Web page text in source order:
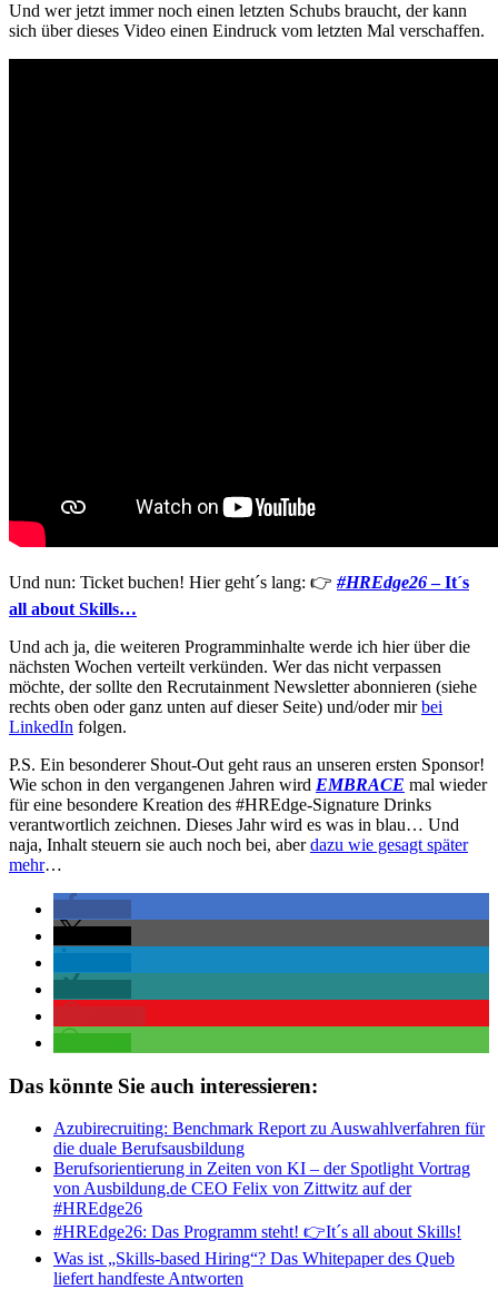
Und wer jetzt immer noch einen letzten Schubs braucht, der kann
sich über dieses Video einen Eindruck vom letzten Mal verschaffen.
Und nun: Ticket buchen! Hier geht´s lang: 👉 #HREdge26– It´s
all about Skills…
Und ach ja, die weiteren Programminhalte werde ich hier über die
nächsten Wochen verteilt verkünden. Wer das nicht verpassen
möchte, der sollte den Recrutainment Newsletter abonnieren (siehe
rechts oben oder ganz unten auf dieser Seite) und/oder mirbei
LinkedIn folgen.
P.S. Ein besonderer Shout-Out geht raus an unseren ersten Sponsor!
Wie schon in den vergangenen Jahren wird EMBRACE mal wieder
für eine besondere Kreation des #HREdge-Signature Drinks
verantwortlich zeichnen. Dieses Jahr wird es was in blau… Und
naja, Inhalt steuern sie auch noch bei, aberdazu wie gesagt später
mehr…
Das könnte Sie auch interessieren:
Azubirecruiting: Benchmark Report zu Auswahlverfahren für
die duale Berufsausbildung
Berufsorientierung in Zeiten von KI – der Spotlight Vortrag
von Ausbildung.de CEO Felix von Zittwitz auf der
#HREdge26
#HREdge26: Das Programm steht! 👉It´s all about Skills!
Was ist „Skills-based Hiring“? Das Whitepaper des Queb
liefert handfeste Antworten